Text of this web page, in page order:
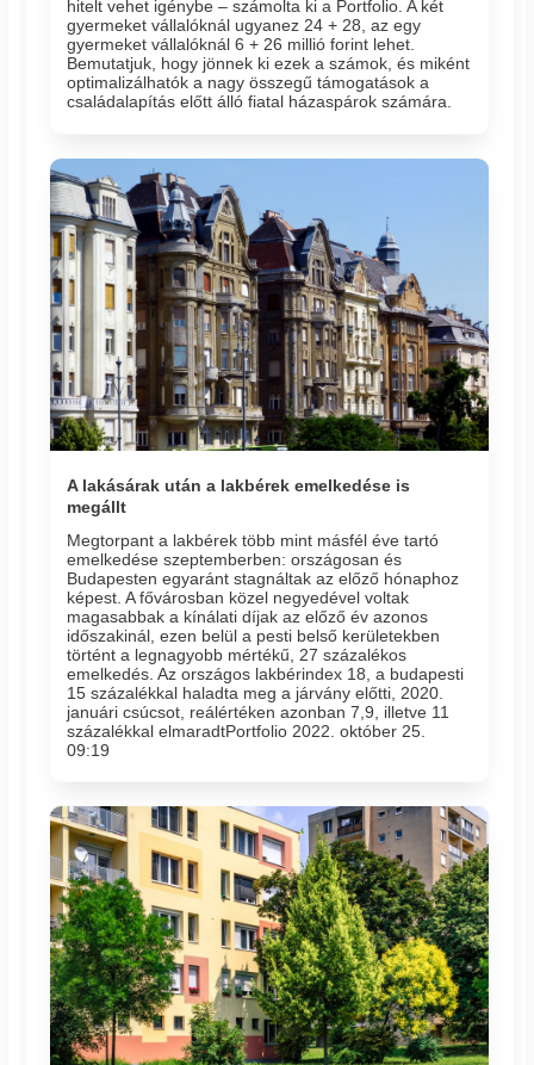
hitelt vehet igénybe – számolta ki a Portfolio. A két
gyermeket vállalóknál ugyanez 24 + 28, az egy
gyermeket vállalóknál 6 + 26 millió forint lehet.
Bemutatjuk, hogy jönnek ki ezek a számok, és miként
optimalizálhatók a nagy összegű támogatások a
családalapítás előtt álló fiatal házaspárok számára.
A lakásárak után a lakbérek emelkedése is
megállt
Megtorpant a lakbérek több mint másfél éve tartó
emelkedése szeptemberben: országosan és
Budapesten egyaránt stagnáltak az előző hónaphoz
képest. A fővárosban közel negyedével voltak
magasabbak a kínálati díjak az előző év azonos
időszakinál, ezen belül a pesti belső kerületekben
történt a legnagyobb mértékű, 27 százalékos
emelkedés. Az országos lakbérindex 18, a budapesti
15 százalékkal haladta meg a járvány előtti, 2020.
januári csúcsot, reálértéken azonban 7,9, illetve 11
százalékkal elmaradtPortfolio 2022. október 25.
09:19